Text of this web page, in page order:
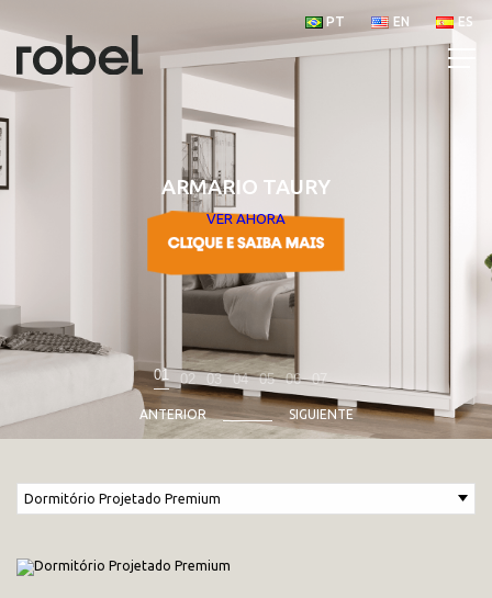
PT EN ES
ARMARIO TAURY
VER AHORA
ANTERIOR SIGUIENTE
01 02 03 04 05 06 07